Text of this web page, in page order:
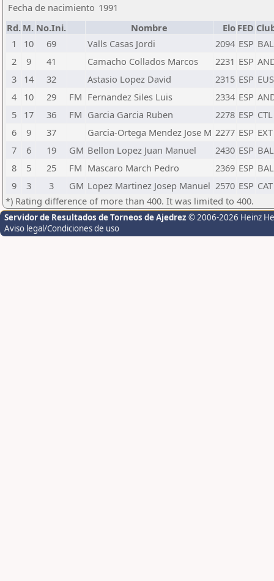
Fecha de nacimiento 1991
Rd. M. No.Ini. Nombre Elo FED
1
10 69 Valls Casas Jordi 2094 ESP BAL
2
9 41 Camacho Collados Marcos 2231 ESP
3
14 32 Astasio Lopez David 2315 ESP EUS
4
10 29 FM Fernandez Siles Luis 2334 ESP
5
17 36 FM Garcia Garcia Ruben 2278 ESP CTL
6
9 37 Garcia-Ortega Mendez Jose M 2277 ESP EXT
7
6 19 GM Bellon Lopez Juan Manuel 2430 ESP BAL
8
5 25 FM Mascaro March Pedro 2369 ESP BAL
9
3 3 GM Lopez Martinez Josep Manuel 2570 ESP CAT
*) Rating difference of more than 400. It was limited to 400.
Servidor de Resultados de Torneos de Ajedrez © 2006-2026 Heinz
Aviso legal/Condiciones de uso